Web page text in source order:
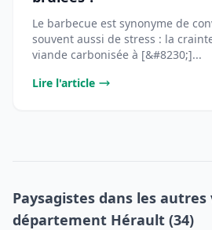
Le barbecue est synonyme de
souvent aussi de stress : la
viande carbonisée à [&#8230;]...
Lire l'article
Paysagistes dans les autres
département Hérault (34)